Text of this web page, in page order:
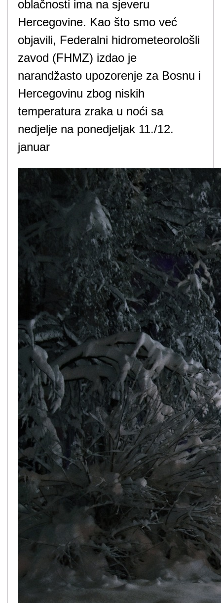
oblačnosti ima na sjeveru
Hercegovine. Kao što smo već
objavili, Federalni hidrometeorološli
zavod (FHMZ) izdao je
narandžasto upozorenje za Bosnu i
Hercegovinu zbog niskih
temperatura zraka u noći sa
nedjelje na ponedjeljak 11./12.
januar